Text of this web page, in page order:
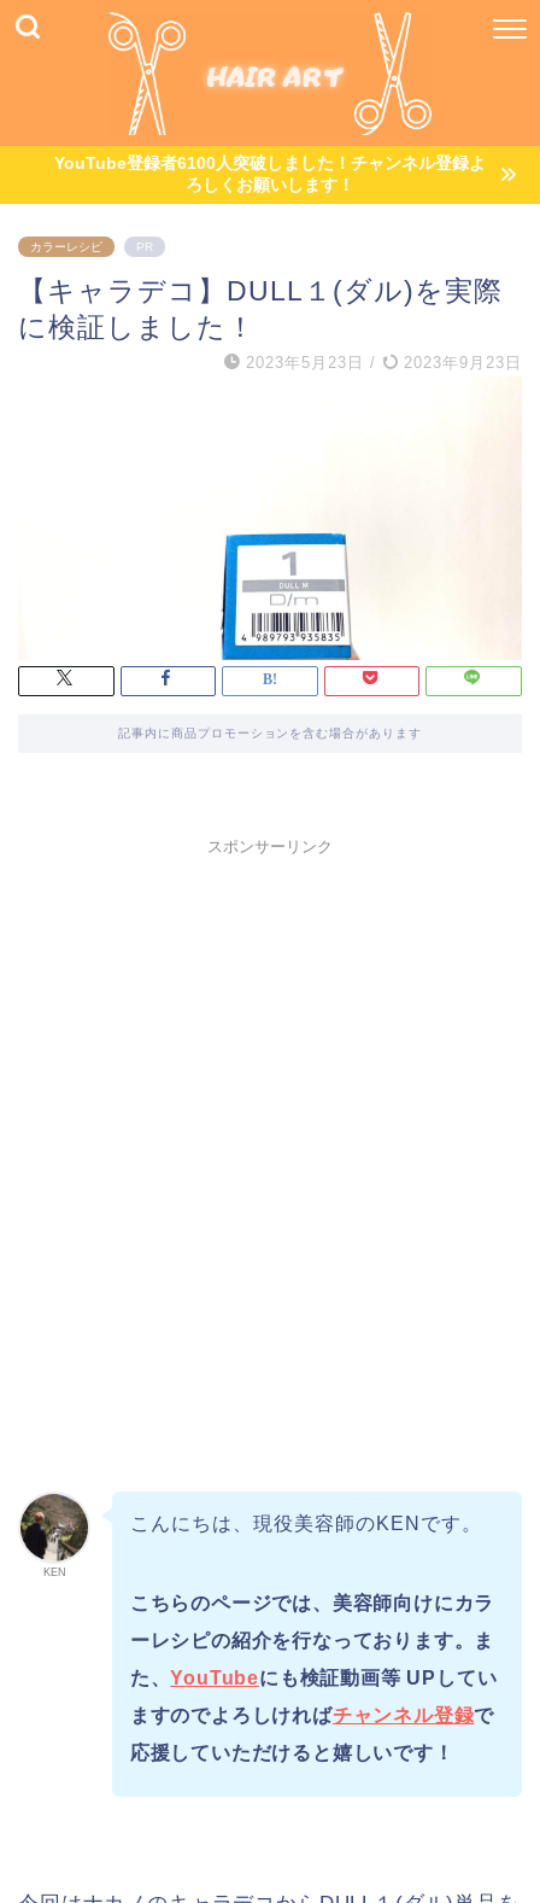
YouTube登録者6100人突破しました！チャンネル登録よ
ろしくお願いします！
カラーレシピ PR
【キャラデコ】DULL１(ダル)を実際
に検証しました！
2023年5月23日 / 2023年9月23日
記事内に商品プロモーションを含む場合があります
スポンサーリンク
KEN
こんにちは、現役美容師のKENです。
こちらのページでは、美容師向けにカラ
ーレシピの紹介を行なっております。ま
た、YouTubeにも検証動画等 UPしてい
ますのでよろしければチャンネル登録で
応援していただけると嬉しいです！